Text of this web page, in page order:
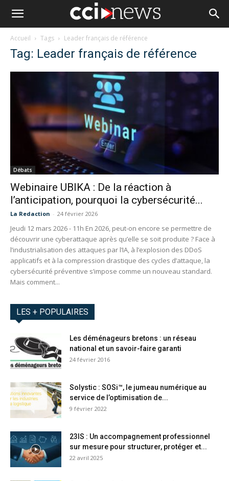
Accueil Tags Leader français de référence
Tag: Leader français de référence
Débats
Webinaire UBIKA : De la réaction à
l’anticipation, pourquoi la cybersécurité...
La Redaction - 24 février 2026
Jeudi 12 mars 2026 - 11h En 2026, peut-on encore se permettre de
découvrir une cyberattaque après qu’elle se soit produite ? Face à
l’industrialisation des attaques par l’IA, à l’explosion des DDoS
applicatifs et à la compression drastique des cycles d’attaque, la
cybersécurité préventive s’impose comme un nouveau standard.
Mais comment...
LES + POPULAIRES
Les déménageurs bretons : un réseau
national et un savoir-faire garanti
24 février 2016
Solystic : SOSi™, le jumeau numérique au
service de l’optimisation de...
9 février 2022
23IS : Un accompagnement professionnel
sur mesure pour structurer, protéger et...
22 avril 2025